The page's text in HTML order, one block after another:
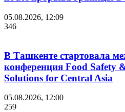
05.08.2026, 12:09
346
В Ташкенте стартовала
конференция Food Safety
Solutions for Central Asia
05.08.2026, 12:00
259